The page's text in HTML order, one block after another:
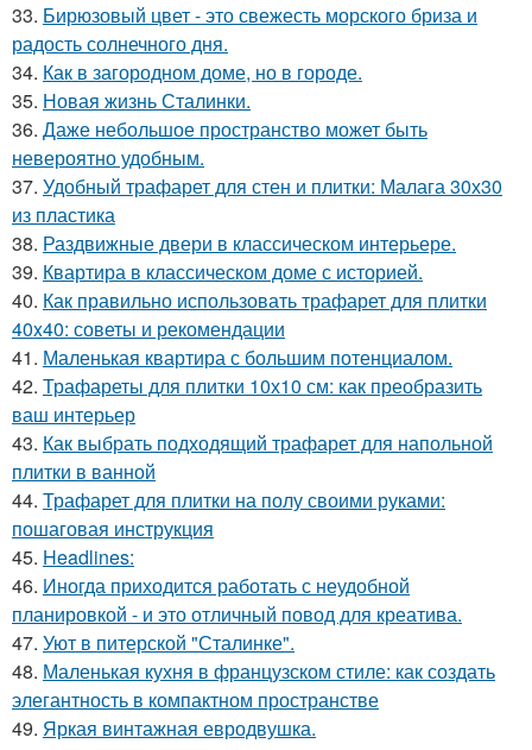
33. Бирюзовый цвет - это свежесть морского бриза и
радость солнечного дня.
34. Как в загородном доме, но в городе.
35. Новая жизнь Сталинки.
36. Даже небольшое пространство может быть
невероятно удобным.
37. Удобный трафарет для стен и плитки: Малага 30х30
из пластика
38. Раздвижные двери в классическом интерьере.
39. Квартира в классическом доме с историей.
40. Как правильно использовать трафарет для плитки
40x40: советы и рекомендации
41. Маленькая квартира с большим потенциалом.
42. Трафареты для плитки 10х10 см: как преобразить
ваш интерьер
43. Как выбрать подходящий трафарет для напольной
плитки в ванной
44. Трафарет для плитки на полу своими руками:
пошаговая инструкция
45. Headlines:
46. Иногда приходится работать с неудобной
планировкой - и это отличный повод для креатива.
47. Уют в питерской "Сталинке".
48. Маленькая кухня в французском стиле: как создать
элегантность в компактном пространстве
49. Яркая винтажная евродвушка.